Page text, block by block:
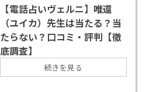
【電話占いヴェルニ】唯還
（ユイカ）先生は当たる？当
たらない？口コミ・評判【徹
底調査】
続きを見る